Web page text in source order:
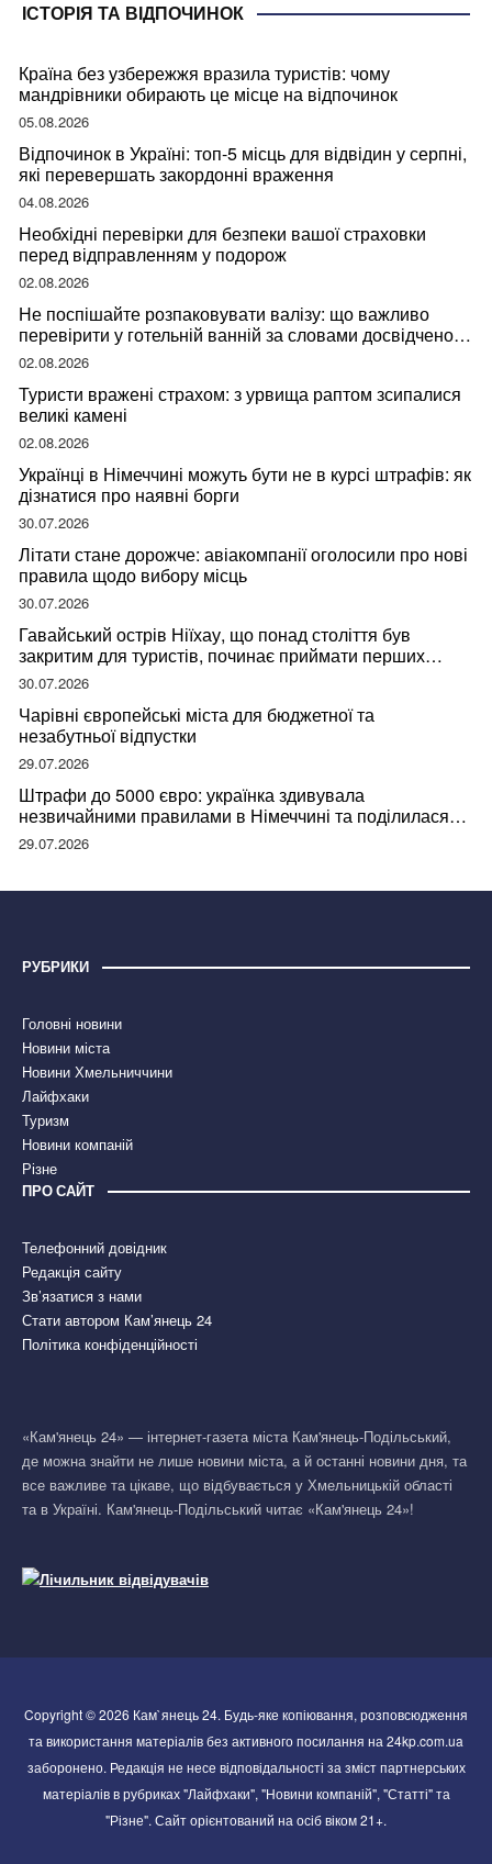
ІСТОРІЯ ТА ВІДПОЧИНОК
Країна без узбережжя вразила туристів: чому
мандрівники обирають це місце на відпочинок
05.08.2026
Відпочинок в Україні: топ-5 місць для відвідин у серпні,
які перевершать закордонні враження
04.08.2026
Необхідні перевірки для безпеки вашої страховки
перед відправленням у подорож
02.08.2026
Не поспішайте розпаковувати валізу: що важливо
перевірити у готельній ванній за словами досвідченої
мандрівниці
02.08.2026
Туристи вражені страхом: з урвища раптом зсипалися
великі камені
02.08.2026
Українці в Німеччині можуть бути не в курсі штрафів: як
дізнатися про наявні борги
30.07.2026
Літати стане дорожче: авіакомпанії оголосили про нові
правила щодо вибору місць
30.07.2026
Гавайський острів Ніїхау, що понад століття був
закритим для туристів, починає приймати перших
відвідувачів
30.07.2026
Чарівні європейські міста для бюджетної та
незабутньої відпустки
29.07.2026
Штрафи до 5000 євро: українка здивувала
незвичайними правилами в Німеччині та поділилася
правдою
29.07.2026
РУБРИКИ
Головні новини
Новини міста
Новини Хмельниччини
Лайфхаки
Туризм
Новини компаній
Різне
ПРО САЙТ
Телефонний довідник
Редакція сайту
Зв’язатися з нами
Стати автором Кам’янець 24
Політика конфіденційності
«Кам'янець 24» — інтернет-газета міста Кам'янець-Подільський,
де можна знайти не лише новини міста, а й останні новини дня, та
все важливе та цікаве, що відбувається у Хмельницькій області
та в Україні. Кам'янець-Подільський читає «Кам'янець 24»!
Copyright © 2026 Кам`янець 24. Будь-яке копіювання, розповсюдження
та використання матеріалів без активного посилання на 24kp.com.ua
заборонено. Редакція не несе відповідальності за зміст партнерських
матеріалів в рубриках "Лайфхаки", "Новини компаній", "Статті" та
"Різне". Сайт орієнтований на осіб віком 21+.